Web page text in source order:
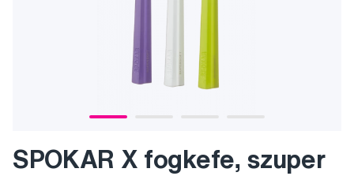
SPOKAR X fogkefe, szuper